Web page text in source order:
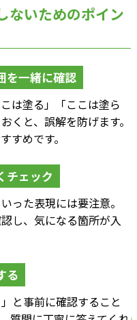
ないためのポイン
を一緒に確認
は塗る」「ここは塗ら
くと、誤解を防げます。
すめです。
チェック
った表現には要注意。
し、気になる箇所が入
る
と事前に確認すること